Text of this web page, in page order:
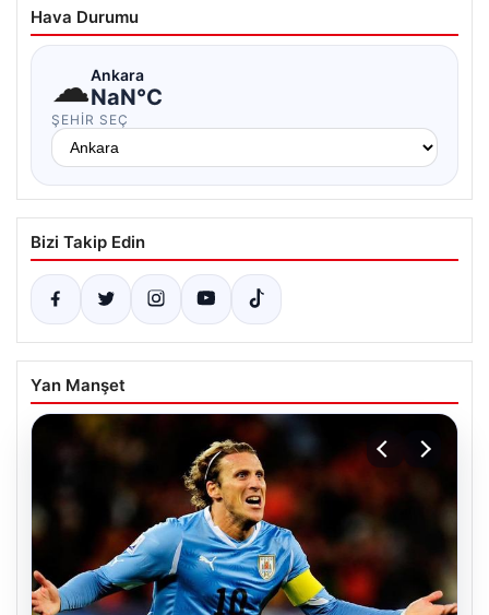
Hava Durumu
☁Ankara
NaN°C
ŞEHIR SEÇ
Bizi Takip Edin
Yan Manşet